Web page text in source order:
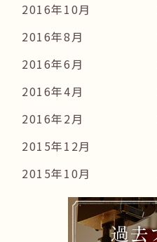
2016年10月
2016年8月
2016年6月
2016年4月
2016年2月
2015年12月
2015年10月